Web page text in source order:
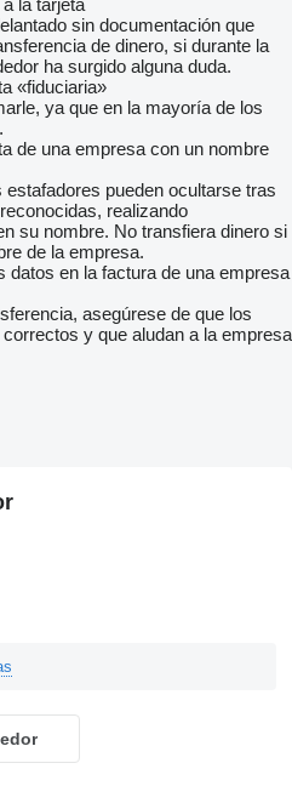
a la tarjeta
sin documentación que
de dinero, si durante la
ha surgido alguna duda.
«fiduciaria»
ya que en la mayoría de los
de una empresa con un nombre
estafadores pueden ocultarse tras
realizando
su nombre. No transfiera dinero si
de la empresa.
datos en la factura de una empresa
asegúrese de que los
y que aludan a la empresa